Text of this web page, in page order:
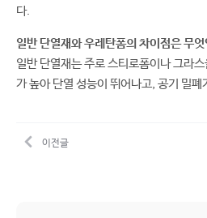
다.
일반 단열재와 우레탄폼의 차이점은 무
일반 단열재는 주로 스티로폼이나 그라
가 높아 단열 성능이 뛰어나고, 공기 밀
이전글